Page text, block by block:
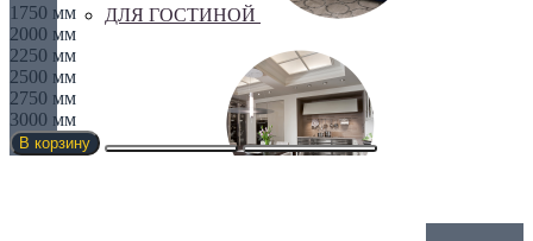
ДЛЯ ГОСТИНОЙ
1750 мм
2000 мм
2250 мм
2500 мм
2750 мм
3000 мм
В корзину